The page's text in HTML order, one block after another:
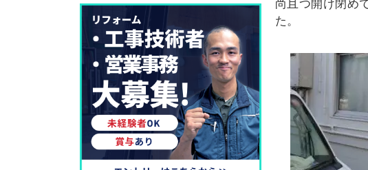
尚且つ開け閉め
た。